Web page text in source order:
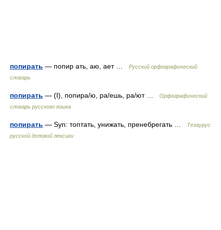
попирать — попир ать, аю, ает …
Русский орфографический
словарь
попирать — (I), попира/ю, ра/ешь, ра/ют …
Орфографический
словарь русского языка
попирать — Syn: топтать, унижать, пренебрегать …
Тезаурус
русской деловой лексики